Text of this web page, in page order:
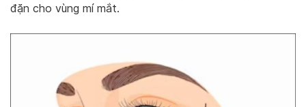
đặn cho vùng mí mắt.